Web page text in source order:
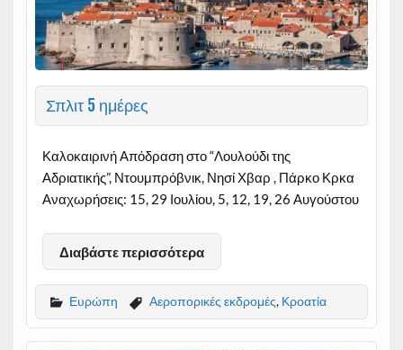
Σπλιτ 5 ημέρες
Καλοκαιρινή Απόδραση στο “Λουλούδι της
Αδριατικής”, Ντουμπρόβνικ, Νησί Χβαρ , Πάρκο Κρκα
Αναχωρήσεις: 15, 29 Ιουλίου, 5, 12, 19, 26 Αυγούστου
Διαβάστε περισσότερα
Ευρώπη Αεροπορικές εκδρομές, Κροατία